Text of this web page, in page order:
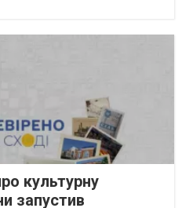
культурну
запустив